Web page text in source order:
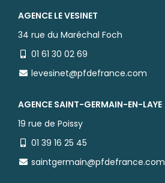
AGENCE LE VESINET
34 rue du Maréchal Foch
01 61 30 02 69
levesinet@pfdefrance.com
AGENCE SAINT-GERMAIN-EN-LAYE
19 rue de Poissy
01 39 16 25 45
saintgermain@pfdefrance.com